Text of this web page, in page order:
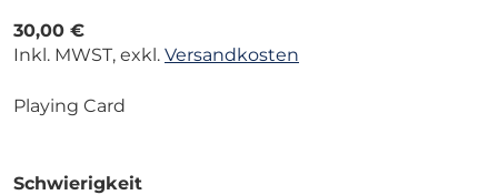
30,00 €
Inkl. MWST, exkl. Versandkosten
Playing Card
Schwierigkeit